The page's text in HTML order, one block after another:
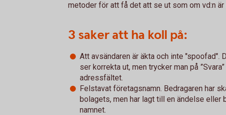
metoder för att få det att se ut som om vd:n är
3 saker att ha koll på:
Att avsändaren är äkta och inte "spoofad".
ser korrekta ut, men trycker man på
adressfältet.
Felstavat företagsnamn. Bedragaren har
bolagets, men har lagt till en ändelse
namnet.